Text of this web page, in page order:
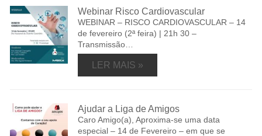
Webinar Risco Cardiovascular
WEBINAR – RISCO CARDIOVASCULAR – 14
de fevereiro (2ª feira) | 21h 30 –
Transmissão…
LER MAIS »
Ajudar a Liga de Amigos
Caro Amigo(a), Aproxima-se uma data
especial – 14 de Fevereiro – em que se